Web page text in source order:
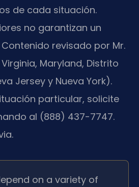
de cada situación.
no garantizan un
revisado por Mr.
Maryland, Distrito
Jersey y Nueva York).
particular, solicite
al (888) 437-7747.
on a variety of